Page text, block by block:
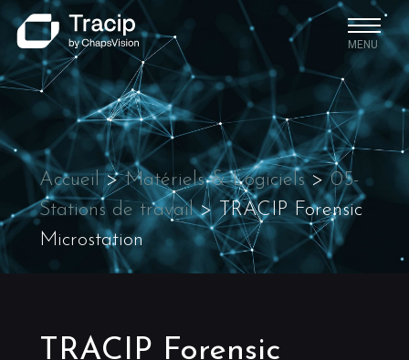
MENU
Accueil>Matériels & Logiciels>05-
Stations de travail>TRACIP Forensic
Microstation
TRACIP Forensic